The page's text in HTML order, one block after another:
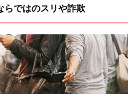
らではのスリや詐欺